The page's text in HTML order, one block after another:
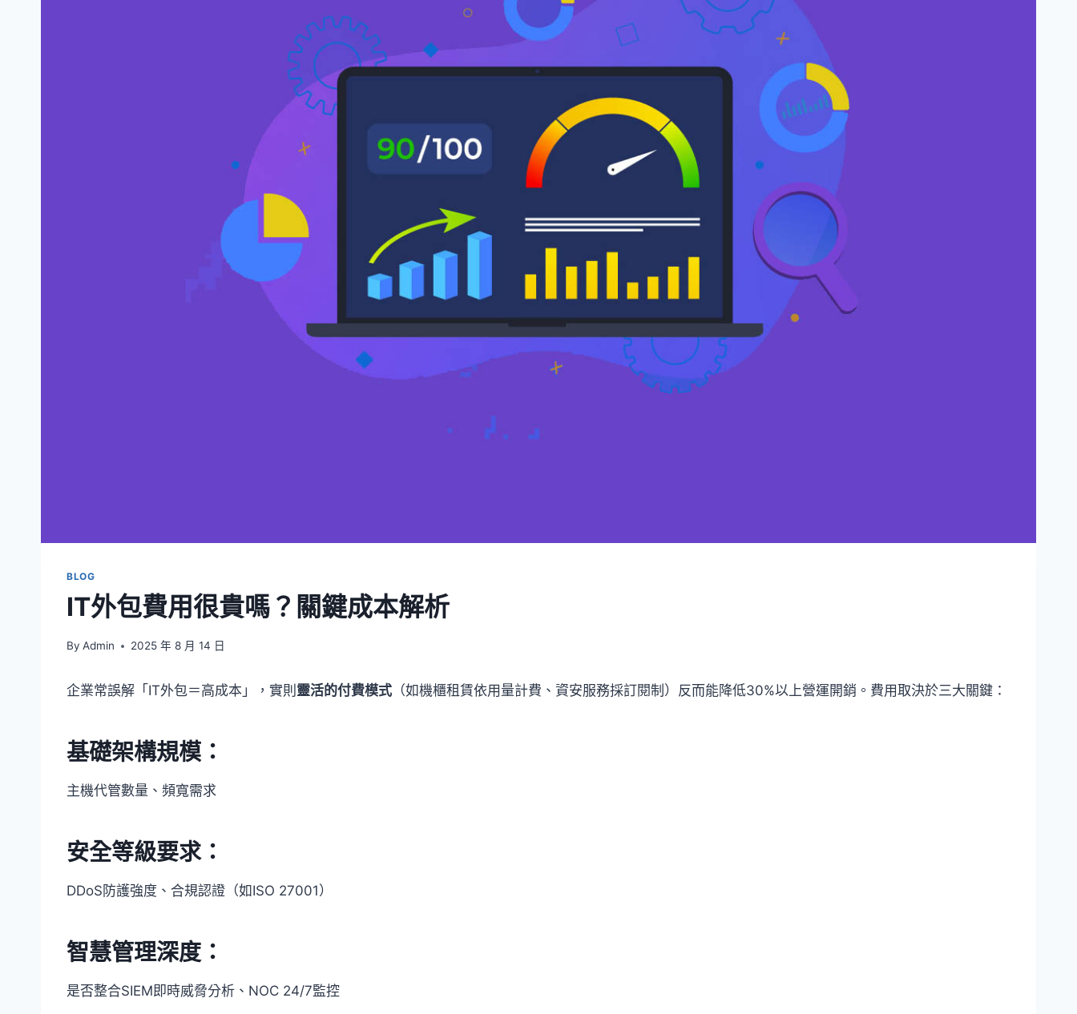
BLOG
IT外包費用很貴嗎？關鍵成本解析
By Admin 2025 年 8 月 14 日
企業常誤解「IT外包＝高成本」，實則 靈活的付費模式 （如機櫃租賃依用量計費、資安服務採訂閱制）反而能降低30%以上營運開銷。費用取決於三大關鍵：
基礎架構規模 ：
主機代管數量、頻寬需求
安全等級要求：
DDoS防護強度、合規認證（如ISO 27001）
智慧管理深度：
是否整合SIEM即時威脅分析、NOC 24/7監控